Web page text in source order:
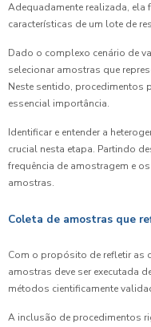
Adequadamente realizada,
características de um lote de
Dado o complexo cenário de
selecionar amostras que
Neste sentido, procedimentos
essencial importância.
Identificar e entender a
crucial nesta etapa. Partindo
frequência de amostragem e
amostras.
Coleta de amostras que
Com o propósito de refletir as
amostras deve ser executada
métodos cientificamente
A inclusão de procedimentos